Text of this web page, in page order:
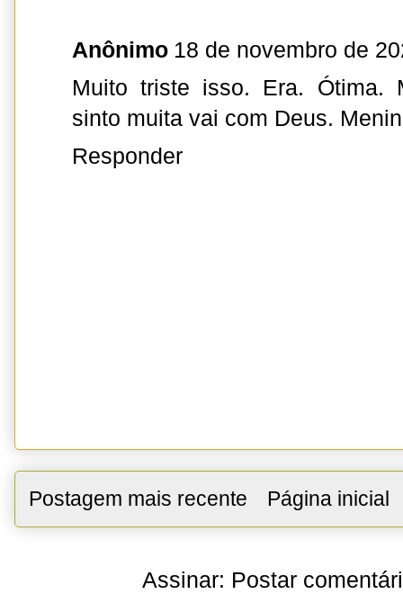
Anônimo 18 de novembro de
Muito triste isso. Era. Ótima.
sinto muita vai com Deus.
Responder
Postagem mais recente Página inicial
Assinar: Postar